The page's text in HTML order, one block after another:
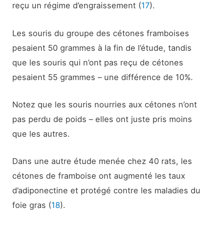
reçu un régime d’engraissement (17).
Les souris du groupe des cétones framboises
pesaient 50 grammes à la fin de l’étude, tandis
que les souris qui n’ont pas reçu de cétones
pesaient 55 grammes – une différence de 10%.
Notez que les souris nourries aux cétones n’ont
pas perdu de poids – elles ont juste pris moins
que les autres.
Dans une autre étude menée chez 40 rats, les
cétones de framboise ont augmenté les taux
d’adiponectine et protégé contre les maladies du
foie gras (18).